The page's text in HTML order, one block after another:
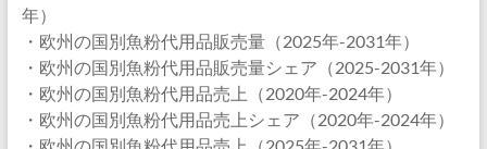
年）
・欧州の国別魚粉代用品販売量（2025年-2031年）
・欧州の国別魚粉代用品販売量シェア（2025-2031年）
・欧州の国別魚粉代用品売上（2020年-2024年）
・欧州の国別魚粉代用品売上シェア（2020年-2024年）